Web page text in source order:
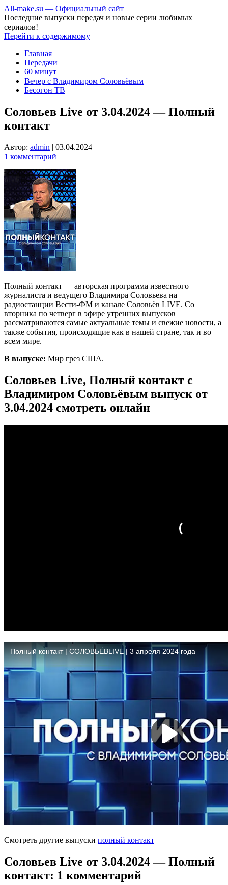
All-make.su — Официальный сайт
Последние выпуски передач и новые серии любимых
сериалов!
Перейти к содержимому
Главная
Передачи
60 минут
Вечер с Владимиром Соловьёвым
Бесогон ТВ
Соловьев Live от 3.04.2024 — Полный
контакт
Автор: admin | 03.04.2024
1 комментарий
Полный контакт — авторская программа известного
журналиста и ведущего Владимира Соловьева на
радиостанции Вести-ФМ и канале Соловьёв LIVE. Со
вторника по четверг в эфире утренних выпусков
рассматриваются самые актуальные темы и свежие новости, а
также события, происходящие как в нашей стране, так и во
всем мире.
В выпуске: Мир грез США.
Соловьев Live, Полный контакт с
Владимиром Соловьёвым выпуск от
3.04.2024 смотреть онлайн
Смотреть другие выпуски полный контакт
Соловьев Live от 3.04.2024 — Полный
контакт: 1 комментарий